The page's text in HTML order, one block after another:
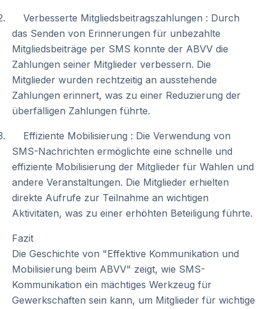
Verbesserte Mitgliedsbeitragszahlungen : Durch
das Senden von Erinnerungen für unbezahlte
Mitgliedsbeiträge per SMS konnte der ABVV die
Zahlungen seiner Mitglieder verbessern. Die
Mitglieder wurden rechtzeitig an ausstehende
Zahlungen erinnert, was zu einer Reduzierung der
überfälligen Zahlungen führte.
Effiziente Mobilisierung : Die Verwendung von
SMS-Nachrichten ermöglichte eine schnelle und
effiziente Mobilisierung der Mitglieder für Wahlen und
andere Veranstaltungen. Die Mitglieder erhielten
direkte Aufrufe zur Teilnahme an wichtigen
Aktivitäten, was zu einer erhöhten Beteiligung führte.
Fazit
Die Geschichte von "Effektive Kommunikation und
Mobilisierung beim ABVV" zeigt, wie SMS-
Kommunikation ein mächtiges Werkzeug für
Gewerkschaften sein kann, um Mitglieder für wichtige